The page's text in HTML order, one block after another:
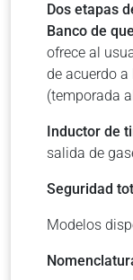
Dos etapas
Banco de
ofrece al
de acuerdo
(temporada
Inductor de
salida de
Seguridad
Modelos